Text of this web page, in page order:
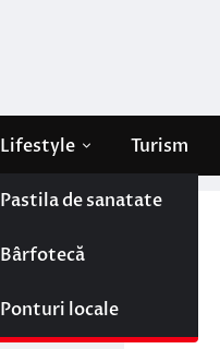
Lifestyle
Pastila de sanatate
Bârfotecă
Ponturi locale
Turism